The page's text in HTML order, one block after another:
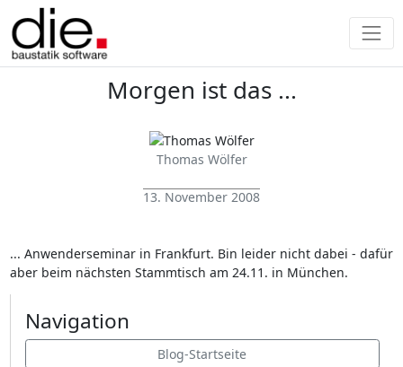
Morgen ist das ...
Thomas Wölfer
13. November 2008
... Anwenderseminar in Frankfurt. Bin leider nicht dabei - dafür
aber beim nächsten Stammtisch am 24.11. in München.
Navigation
Blog-Startseite